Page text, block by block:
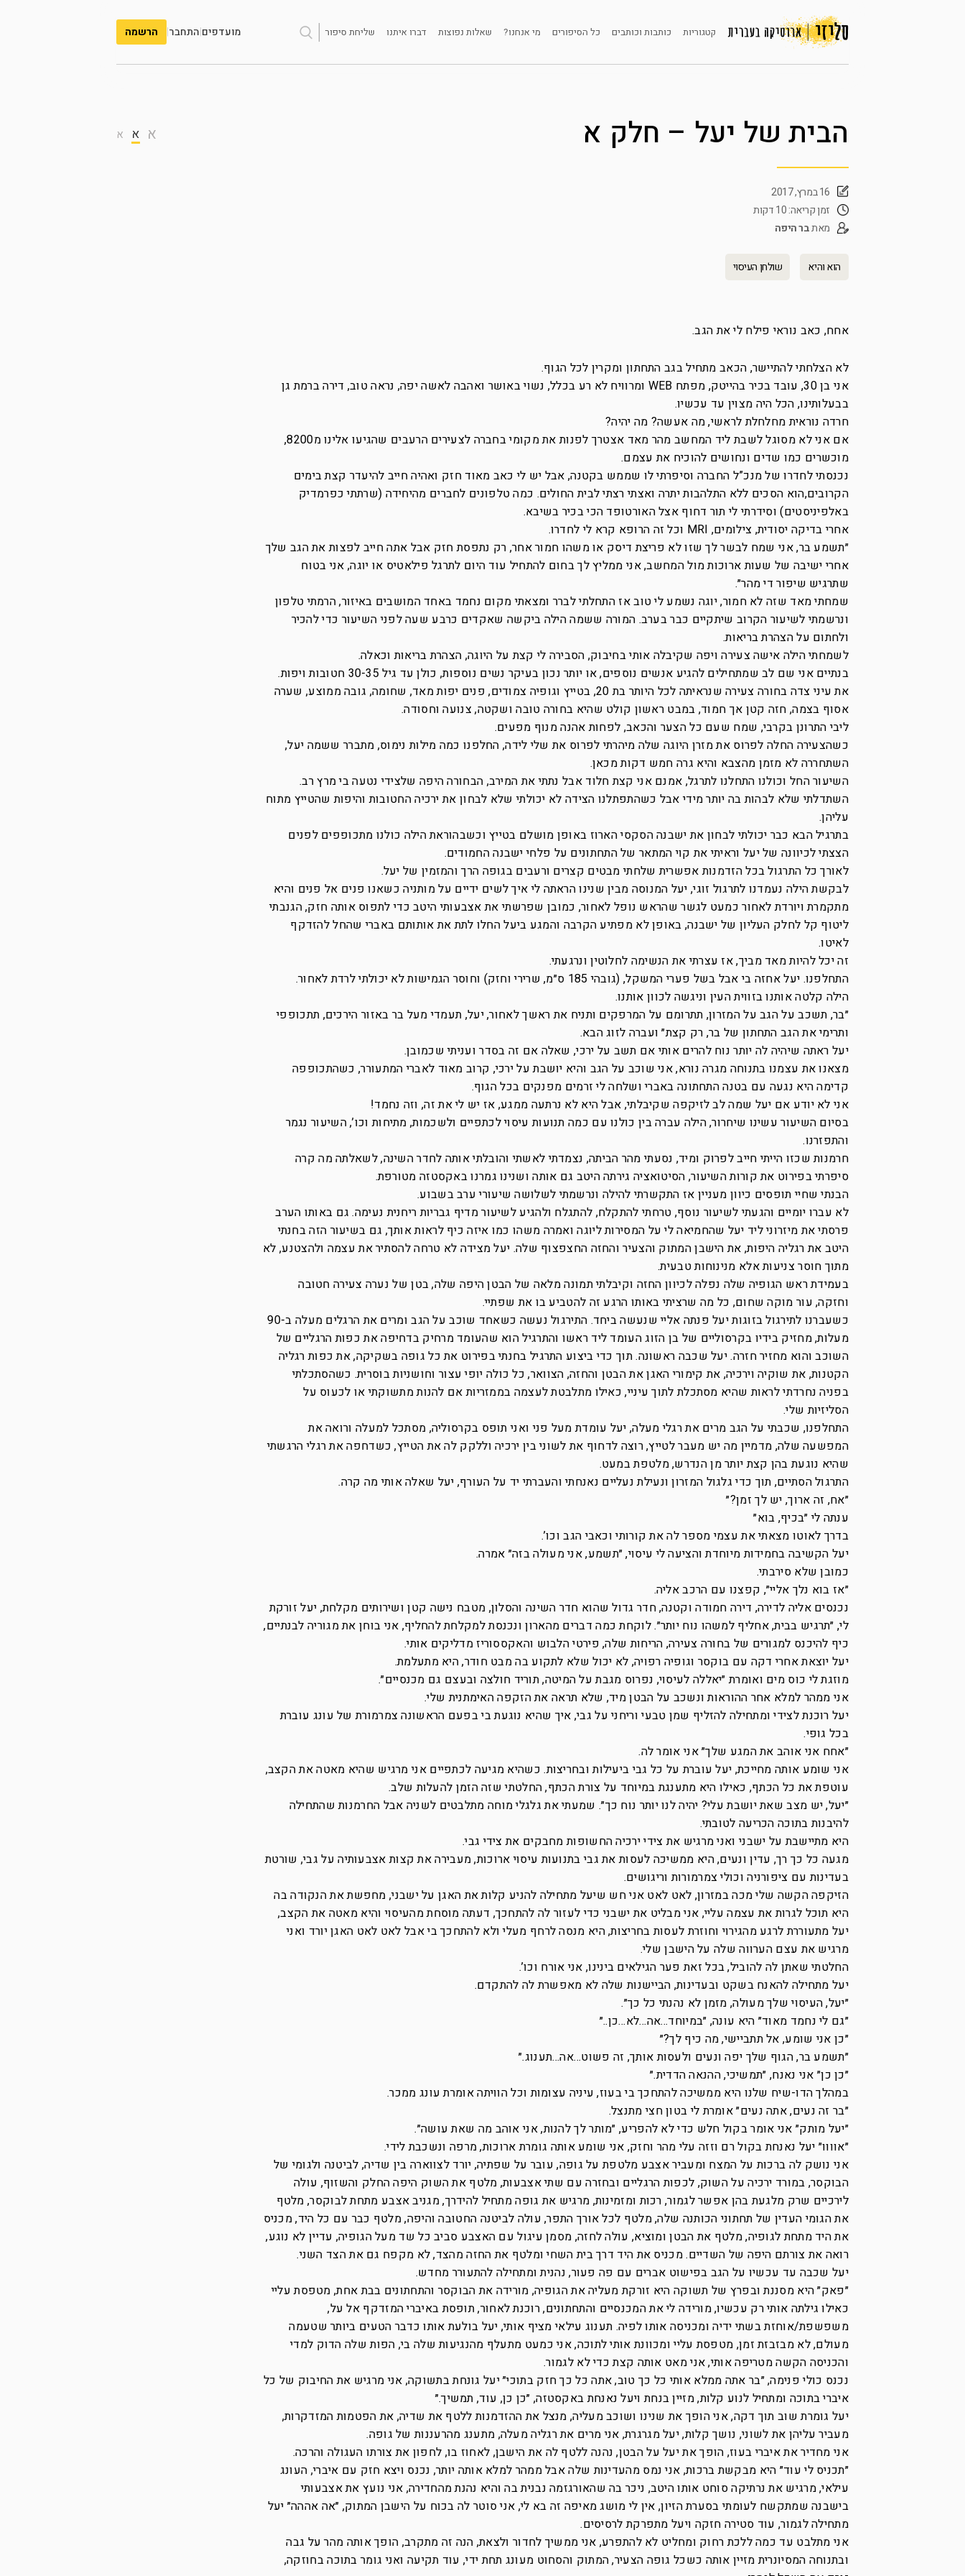
קטגוריות כותבות וכותבים כל הסיפורים מי אנחנו? שאלות נפוצות דברו איתנו שליחת סיפור מועדפים|התחבר| הרשמה
הבית של יעל – חלק א א א א
16 במרץ, 2017
זמן קריאה: 10 דקות
מאתבר היפה
הוא והיא שולחן העיסוי
אחח, כאב נוראי פילח לי את הגב.
לא הצלחתי להתיישר, הכאב מתחיל בגב התחתון ומקרין לכל הגוף.
אני בן 30, עובד בכיר בהייטק, מפתח WEB ומרוויח לא רע בכלל, נשוי באושר ואהבה לאשה יפה, נראה טוב, דירה ברמת גן
בבעלותינו, הכל היה מצוין עד עכשיו.
חרדה נוראית מחלחלת לראשי, מה אעשה? מה יהיה?
אם אני לא מסוגל לשבת ליד המחשב מהר מאד אצטרך לפנות את מקומי בחברה לצעירים הרעבים שהגיעו אלינו מ8200,
מוכשרים כמו שדים ונחושים להוכיח את עצמם.
נכנסתי לחדרו של מנכ”ל החברה וסיפרתי לו שממש בקטנה, אבל יש לי כאב מאוד חזק ואהיה חייב להיעדר קצת בימים
הקרובים,הוא הסכים ללא התלהבות יתרה ואצתי רצתי לבית החולים. כמה טלפונים לחברים מהיחידה (שרתתי כפרמדיק
באלפיניסטים) וסידרתי לי תור דחוף אצל האורטופד הכי בכיר בשיבא.
אחרי בדיקה יסודית, צילומים, MRI וכל זה הרופא קרא לי לחדרו.
״תשמע בר, אני שמח לבשר לך שזו לא פריצת דיסק או משהו חמור אחר, רק נתפסת חזק אבל אתה חייב לפצות את הגב שלך
אחרי ישיבה של שעות ארוכות מול המחשב, אני ממליץ לך בחום להתחיל עוד היום לתרגל פילאטיס או יוגה, אני בטוח
שתרגיש שיפור די מהר״.
שמחתי מאד שזה לא חמור, יוגה נשמע לי טוב אז התחלתי לברר ומצאתי מקום נחמד באחד המושבים באיזור, הרמתי טלפון
ונרשמתי לשיעור הקרוב שיתקיים כבר בערב. המורה ששמה הילה ביקשה שאקדים כרבע שעה לפני השיעור כדי להכיר
ולחתום על הצהרת בריאות.
לשמחתי הילה אישה צעירה ויפה שקיבלה אותי בחיבוק, הסבירה לי קצת על היוגה, הצהרת בריאות וכאלה.
בנתיים אני שם לב שמתחילים להגיע אנשים נוספים, או יותר נכון בעיקר נשים נוספות, כולן עד גיל 30-35 חטובות ויפות.
את עיני צדה בחורה צעירה שנראיתה לכל היותר בת 20, בטייץ וגופיה צמודים, פנים יפות מאד, שחומה, גובה ממוצע, שערה
אסוף בצמה, חזה קטן אך חמוד, במבט ראשון קולט שהיא בחורה טובה ושקטה, צנועה וחסודה.
ליבי התרונן בקרבי, שמח שעם כל הצער והכאב, לפחות אהנה מנוף מפעים.
כשהצעירה החלה לפרוס את מזרן היוגה שלה מיהרתי לפרוס את שלי לידה, החלפנו כמה מילות נימוס, מתברר ששמה יעל,
השתחררה לא מזמן מהצבא והיא גרה חמש דקות מכאן.
השיעור החל וכולנו התחלנו לתרגל, אמנם אני קצת חלוד אבל נתתי את המירב, הבחורה היפה שלצידי נטעה בי מרץ רב.
השתדלתי שלא לבהות בה יותר מידי אבל כשהתפתלנו הצידה לא יכולתי שלא לבחון את ירכיה החטובות והיפות שהטייץ מתוח
עליהן.
בתרגיל הבא כבר יכולתי לבחון את ישבנה הסקסי הארוז באופן מושלם בטייץ וכשבהוראת הילה כולנו מתכופפים לפנים
הצצתי לכיוונה של יעל וראיתי את קוי המתאר של התחתונים על פלחי ישבנה החמודים.
לאורך כל התרגול בכל הזדמנות אפשרית שלחתי מבטים קצרים ורעבים בגופה הרך והמזמין של יעל.
לבקשת הילה נעמדנו לתרגול זוגי, יעל המנוסה מבין שנינו הראתה לי איך לשים ידיים על מותניה כשאנו פנים אל פנים והיא
מתקמרת ויורדת לאחור כמעט לגשר שהראש נופל לאחור, כמובן שפרשתי את אצבעותי היטב כדי לתפוס אותה חזק, הגנבתי
ליטוף קל לחלק העליון של ישבנה, באופן לא מפתיע הקרבה והמגע ביעל החלו לתת את אותותם באברי שהחל להזדקף
לאיטו.
זה יכל להיות מאד מביך, אז עצרתי את הנשימה לחלוטין ונרגעתי.
התחלפנו. יעל אחזה בי אבל בשל פערי המשקל, (גובהי 185 ס״מ, שרירי וחזק) וחוסר הגמישות לא יכולתי לרדת לאחור.
הילה קלטה אותנו בזווית העין וניגשה לכוון אותנו.
״בר, תשכב על הגב על המזרון, תתרומם על המרפקים ותניח את ראשך לאחור, יעל, תעמדי מעל בר באזור הירכים, תתכופפי
ותרימי את הגב התחתון של בר, רק קצת״ ועברה לזוג הבא.
יעל ראתה שיהיה לה יותר נוח להרים אותי אם תשב על ירכי, שאלה אם זה בסדר ועניתי שכמובן.
מצאנו את עצמנו בתנוחה מגרה נורא, אני שוכב על הגב והיא יושבת על ירכי, קרוב מאוד לאברי המתעורר, כשהתכופפה
קדימה היא נגעה עם בטנה התחתונה באברי ושלחה לי זרמים מפנקים בכל הגוף.
אני לא יודע אם יעל שמה לב לזיקפה שקיבלתי, אבל היא לא נרתעה ממגע, אז יש לי את זה, וזה נחמד!
בסיום השיעור עשינו שיחרור, הילה עברה בין כולנו עם כמה תנועות עיסוי לכתפיים ולשכמות, מתיחות וכו’, השיעור נגמר
והתפזרנו.
חרמנות שכזו הייתי חייב לפרוק ומיד, נסעתי מהר הביתה, נצמדתי לאשתי והובלתי אותה לחדר השינה, לשאלתה מה קרה
סיפרתי בפירוט את קורות השיעור, הסיטואציה גירתה היטב גם אותה ושנינו גמרנו באקסטזה מטורפת.
הבנתי שחיי תופסים כיוון מעניין אז התקשרתי להילה ונרשמתי לשלושה שיעורי ערב בשבוע.
לא עברו יומיים והגעתי לשיעור נוסף, טרחתי להתקלח, להתגלח ולהגיע לשיעור מדיף גבריות ריחנית נעימה. גם באותו הערב
פרסתי את מיזרוני ליד יעל שהחמיאה לי על המסירות ליוגה ואמרה משהו כמו איזה כיף לראות אותך, גם בשיעור הזה בחנתי
היטב את רגליה היפות, את הישבן המתוק והצעיר והחזה החצפצוף שלה. יעל מצידה לא טרחה להסתיר את עצמה ולהצטנע, לא
מתוך חוסר צניעות אלא מנינוחות טבעית.
בעמידת ראש הגופיה שלה נפלה לכיוון החזה וקיבלתי תמונה מלאה של הבטן היפה שלה, בטן של נערה צעירה חטובה
וחזקה, עור מוקה שחום, כל מה שרציתי באותו הרגע זה להטביע בו את שפתיי.
כשעברנו לתירגול בזוגות יעל פנתה אליי שנעשה ביחד. התירגול נעשה כשאחד שוכב על הגב ומרים את הרגלים מעלה ב-90
מעלות, מחזיק בידיו בקרסוליים של בן הזוג העומד ליד ראשו והתרגיל הוא שהעומד מרחיק בדחיפה את כפות הרגליים של
השוכב והוא מחזיר חזרה. יעל שכבה ראשונה. תוך כדי ביצוע התרגיל בחנתי בפירוט את כל גופה בשקיקה, את כפות רגליה
הקטנות, את שוקיה וירכיה, את קימורי האגן את הבטן והחזה, הצוואר, כל כולה יופי עצור וחושניות בוסרית. כשהסתכלתי
בפניה נחרדתי לראות שהיא מסתכלת לתוך עיניי, כאילו מתלבטת לעצמה בממזריות אם להנות מתשוקתי או לכעוס על
הסליזיות שלי.
התחלפנו, שכבתי על הגב מרים את רגלי מעלה, יעל עומדת מעל פני ואני תופס בקרסוליה, מסתכל למעלה ורואה את
המפשעה שלה, מדמיין מה יש מעבר לטייץ, רוצה לדחוף את לשוני בין ירכיה וללקק לה את הטייץ, כשדחפה את רגלי הרגשתי
שהיא נוגעת בהן קצת יותר מן הנדרש, מלטפת במעט.
התרגול הסתיים, תוך כדי גלגול המזרון ונעילת נעליים נאנחתי והעברתי יד על העורף, יעל שאלה אותי מה קרה.
״אח, זה ארוך, יש לך זמן?״
ענתה לי ״בכיף, בוא״
בדרך לאוטו מצאתי את עצמי מספר לה את קורותי וכאבי הגב וכו’.
יעל הקשיבה בחמידות מיוחדת והציעה לי עיסוי, ״תשמע, אני מעולה בזה״ אמרה.
כמובן שלא סירבתי.
״אז בוא נלך אליי״, קפצנו עם הרכב אליה.
נכנסים אליה לדירה, דירה חמודה וקטנה, חדר גדול שהוא חדר השינה והסלון, מטבח נישה קטן ושירותים מקלחת, יעל זורקת
לי, ״תרגיש בבית, אחליף למשהו נוח יותר״. לוקחת כמה דברים מהארון ונכנסת למקלחת להחליף, אני בוחן את מגוריה לבנתיים,
כיף להיכנס למגורים של בחורה צעירה, הריחות שלה, פירטי הלבוש והאקססוריז מדליקים אותי.
יעל יוצאת אחרי דקה עם בוקסר וגופיה רפויה, לא יכול שלא לתקוע בה מבט חודר, היא מתעלמת.
מוזגת לי כוס מים ואומרת ״יאללה לעיסוי, נפרוס מגבת על המיטה, תוריד חולצה ובעצם גם מכנסיים״.
אני ממהר למלא אחר ההוראות ונשכב על הבטן מיד, שלא תראה את הזקפה האימתנית שלי.
יעל רוכנת לצידי ומתחילה להזליף שמן טבעי וריחני על גבי, איך שהיא נוגעת בי בפעם הראשונה צמרמורת של עונג עוברת
בכל גופי.
״אחח אני אוהב את המגע שלך״ אני אומר לה.
אני שומע אותה מחייכת, יעל עוברת על כל גבי ביעילות ובחריצות. כשהיא מגיעה לכתפיים אני מרגיש שהיא מאטה את הקצב,
עוטפת את כל הכתף, כאילו היא מתענגת במיוחד על צורת הכתף, החלטתי שזה הזמן להעלות שלב.
״יעל, יש מצב שאת יושבת עלי? יהיה לנו יותר נוח כך״. שמעתי את גלגלי מוחה מתלבטים לשניה אבל החרמנות שהתחילה
להיבנות בתוכה הכריעה לטובתי.
היא מתיישבת על ישבני ואני מרגיש את צידי ירכיה החשופות מחבקים את צידי גבי.
מגעה כל כך רך, עדין ונעים, היא ממשיכה לעסות את גבי בתנועות עיסוי ארוכות, מעבירה את קצות אצבעותיה על גבי, שורטת
בעדינות עם ציפורניה וכולי צמרמורות וריגושים.
הזיקפה הקשה שלי מכה במזרון, לאט לאט אני חש שיעל מתחילה להניע קלות את האגן על ישבני, מחפשת את הנקודה בה
היא תוכל לגרות את עצמה עליי, אני מבליט את ישבני כדי לעזור לה להתחכך, דעתה מוסחת מהעיסוי והיא מאטה את הקצב,
יעל מתעוררת לרגע מהגירוי וחוזרת לעסות בחריצות, היא מנסה לרחף מעלי ולא להתחכך בי אבל לאט לאט האגן יורד ואני
מרגיש את עצם הערווה שלה על הישבן שלי.
החלטתי שאתן לה להוביל, בכל זאת פער הגילאים בינינו, אני אורח וכו’.
יעל מתחילה להאנח בשקט ובעדינות, הביישנות שלה לא מאפשרת לה להתקדם.
״יעל, העיסוי שלך מעולה, מזמן לא נהנתי כל כך״.
״גם לי נחמד מאוד״ היא עונה, ״במיוחד…אה…לא…כן..״
״כן אני שומע, אל תתביישי, מה כיף לך?״
״תשמע בר, הגוף שלך יפה ונעים ולעסות אותך, זה פשוט…אה…תענוג.״
״כן כן״ אני נאנח, ״תמשיכי, ההנאה הדדית.״
במהלך הדו-שיח שלנו היא ממשיכה להתחכך בי בעוז, עיניה עצומות וכל הוויתה אומרת עונג ממכר.
״בר זה נעים, אתה נעים״ אומרת לי בטון חצי מתנצל.
״יעל מותק״ אני אומר בקול חלש כדי לא להפריע, ״מותר לך להנות, אני אוהב מה שאת עושה״.
״אוווו״ יעל נאנחת בקול רם וזזה עלי מהר וחזק, אני שומע אותה גומרת ארוכות, מרפה ונשכבת לידי.
אני נושק לה ברכות על המצח ומעביר אצבע מלטפת על גופה, עובר על שפתיה, יורד לצווארה בין שדיה, לביטנה ולגומי של
הבוקסר, במורד ירכיה על השוק, לכפות הרגליים ובחזרה עם שתי אצבעות, מלטף את השוק היפה החלק והשזוף, עולה
לירכיים שרק מלגעת בהן אפשר לגמור, רכות ומזמינות, מרגיש את גופה מתחיל להידרך, מגניב אצבע מתחת לבוקסר, מלטף
את הגומי העדין של תחתוני הכותנה שלה, מלטף לכל אורך התפר, עולה לביטנה החטובה והיפה, מלטף כבר עם כל היד, מכניס
את היד מתחת לגופיה, מלטף את הבטן ומוציא, עולה לחזה, מסמן עיגול עם האצבע סביב כל שד מעל הגופיה, עדיין לא נוגע,
רואה את צורתם היפה של השדיים. מכניס את היד דרך בית השחי ומלטף את החזה מהצד, לא מקפח גם את הצד השני.
יעל שכבה עד עכשיו על הגב בפישוט אברים עם פה פעור, נהנית ומתחילה להתעורר מחדש.
״פאק״ היא מסננת ובפרץ של תשוקה היא זורקת מעליה את הגופיה, מורידה את הבוקסר והתחתונים בבת אחת, מטפסת עליי
כאילו גילתה אותי רק עכשיו, מורידה לי את המכנסיים והתחתונים, רוכנת לאחור, תופסת באיברי המזדקף אל על,
משפשפת/אוחזת בשתי ידיה ומכניסה אותו לפיה. תענוג עילאי מציף אותי, יעל בולעת אותו כדבר הטעים ביותר שטעמה
מעולם, לא מבזבזת זמן, מטפסת עליי ומכוונת אותי לתוכה, אני כמעט מתעלף מהנגיעות שלה בי, הפות שלה הדוק למדי
והכניסה הקשה מטריפה אותי, אני מאט אותה קצת כדי לא לגמור.
נכנס כולי פנימה, ״בר אתה ממלא אותי כל כך טוב, אתה כל כך חזק בתוכי״ יעל גונחת בתשוקה, אני מרגיש את החיבוק של כל
איברי בתוכה ומתחיל לנוע קלות, מזיין בנחת ויעל נאנחת באקסטזה, ״כן כן, עוד, תמשיך.״
יעל גומרת שוב תוך דקה, אני הופך את שנינו ושוכב מעליה, מנצל את ההזדמנות ללטף את שדיה, את הפטמות המזדקרות,
מעביר עליהן את לשוני, נושך קלות, יעל מגרגרת, אני מרים את רגליה מעלה, מתענג מהרעננות של גופה.
אני מחדיר את איברי בעוז, הופך את יעל על הבטן, נהנה ללטף לה את הישבן, לאחוז בו, לחפון את צורתו העגולה והרכה.
״תכניס לי עוד״ היא מבקשת ברכות, אני נמס מהעדינות שלה אבל ממהר למלא אותה יותר, נכנס ויצא חזק עם איברי, העונג
עילאי, מרגיש את נרתיקה סוחט אותו היטב, ניכר בה שהאורגזמה נבנית בה והיא נהנת מהחדירה, אני נועץ את אצבעותי
בישבנה שמתקשח לעומתי בסערת הזיון, אין לי מושג מאיפה זה בא לי, אני סוטר לה בכוח על הישבן המתוק, ״אה אההה״ יעל
מתחילה לגמור, עוד סטירה חזקה ויעל מתפרקת לרסיסים.
אני מתלבט עד כמה ללכת רחוק ומחליט לא להתפרע, אני ממשיך לחדור ולצאת, הנה זה מתקרב, הופך אותה מהר על גבה
ובתנוחה המסיונרית מזיין אותה כשכל גופה הצעיר, המתוק והסחוט מעונג תחת ידי, עוד תקיעה ואני גומר בתוכה בחוזקה,